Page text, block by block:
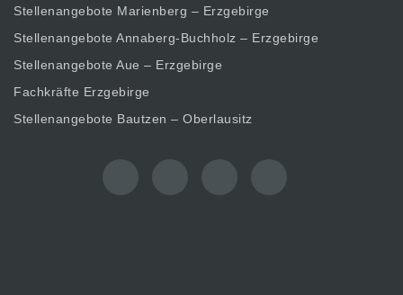
Stellenangebote Marienberg – Erzgebirge
Stellenangebote Annaberg-Buchholz – Erzgebirge
Stellenangebote Aue – Erzgebirge
Fachkräfte Erzgebirge
Stellenangebote Bautzen – Oberlausitz